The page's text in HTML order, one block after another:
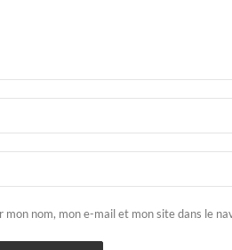
mon nom, mon e-mail et mon site dans le